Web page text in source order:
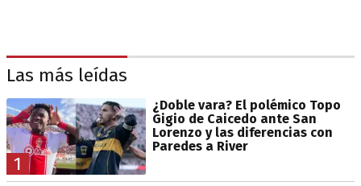
Las más leídas
1
¿Doble vara? El polémico Topo
Gigio de Caicedo ante San
Lorenzo y las diferencias con
Paredes a River